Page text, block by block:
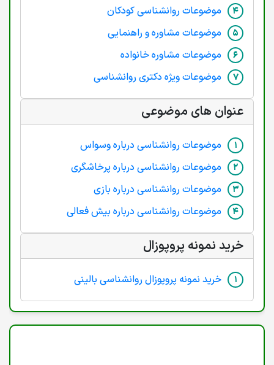
موضوعات روانشناسی کودکان
موضوعات مشاوره و راهنمایی
موضوعات مشاوره خانواده
موضوعات ویژه دکتری روانشناسی
عنوان های موضوعی
موضوعات روانشناسی درباره وسواس
موضوعات روانشناسی درباره پرخاشگری
موضوعات روانشناسی درباره بازی
موضوعات روانشناسی درباره بیش فعالی
خرید نمونه پروپوزال
خرید نمونه پروپوزال روانشناسی بالینی